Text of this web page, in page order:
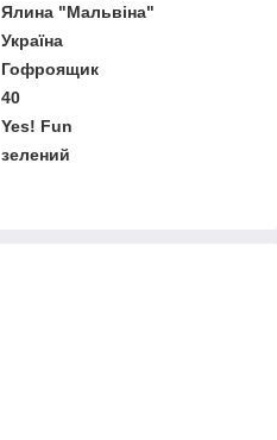
Ялина "Мальвіна"
Україна
Гофроящик
40
Yes! Fun
зелений